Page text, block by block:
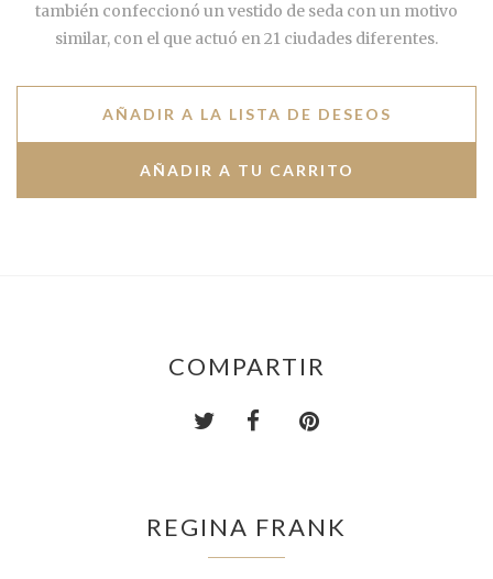
también confeccionó un vestido de seda con un motivo
similar, con el que actuó en 21 ciudades diferentes.
AÑADIR A LA LISTA DE DESEOS
COMPARTIR
REGINA FRANK